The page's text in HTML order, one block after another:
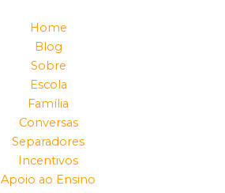
Home
Blog
Sobre
Escola
Família
Conversas
Separadores
Incentivos
Apoio ao Ensino